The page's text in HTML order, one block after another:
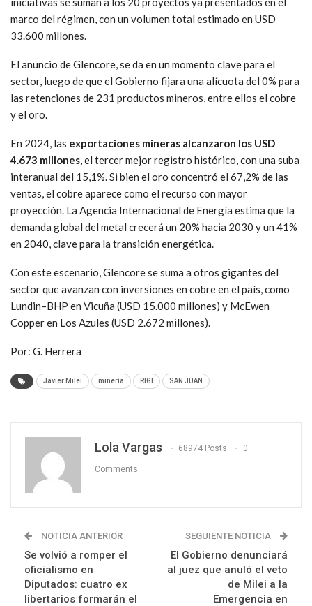
marco del régimen, con un volumen total estimado en USD
33.600 millones.
El anuncio de Glencore, se da en un momento clave para el
sector, luego de que el Gobierno fijara una alícuota del 0% para
las retenciones de 231 productos mineros, entre ellos el cobre
y el oro.
En 2024, las exportaciones mineras alcanzaron los USD
4.673 millones, el tercer mejor registro histórico, con una suba
interanual del 15,1%. Si bien el oro concentró el 67,2% de las
ventas, el cobre aparece como el recurso con mayor
proyección. La Agencia Internacional de Energía estima que la
demanda global del metal crecerá un 20% hacia 2030 y un 41%
en 2040, clave para la transición energética.
Con este escenario, Glencore se suma a otros gigantes del
sector que avanzan con inversiones en cobre en el país, como
Lundin–BHP en Vicuña (USD 15.000 millones) y McEwen
Copper en Los Azules (USD 2.672 millones).
Por: G. Herrera
Javier Milei minería RIGI SAN JUAN
Lola Vargas 68974 Posts 0
Comments
NOTICIA ANTERIOR
Se volvió a romper el
oficialismo en
Diputados: cuatro ex
libertarios formarán el
SEGUIENTE NOTICIA
El Gobierno denunciará
al juez que anuló el veto
de Milei a la
Emergencia en